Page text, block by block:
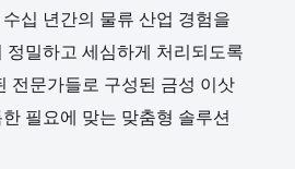
십 년간의 물류 산업 경험을
정밀하고 세심하게 처리되도록
전문가들로 구성된 금성 이삿
필요에 맞는 맞춤형 솔루션